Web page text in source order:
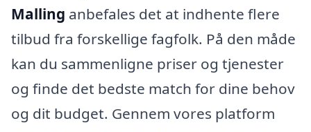
Malling anbefales det at indhente flere
tilbud fra forskellige fagfolk. På den måde
kan du sammenligne priser og tjenester
og finde det bedste match for dine behov
og dit budget. Gennem vores platform